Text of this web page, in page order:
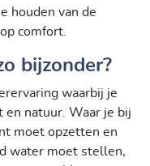
houden van de
comfort.
bijzonder?
waarbij je
natuur. Waar je bij
moet opzetten en
water moet stellen,